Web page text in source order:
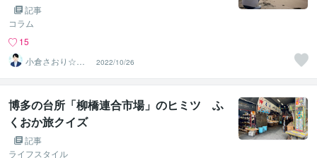
記事
コラム
15
小倉さおり☆R7
年行政書士試験
合格者
2022/10/26
博多の台所「柳橋連合市場」のヒミツ ふ
くおか旅クイズ
記事
ライフスタイル